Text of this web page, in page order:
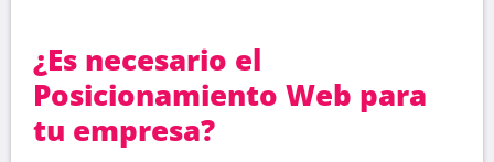
¿Es necesario el
Posicionamiento Web para
tu empresa?